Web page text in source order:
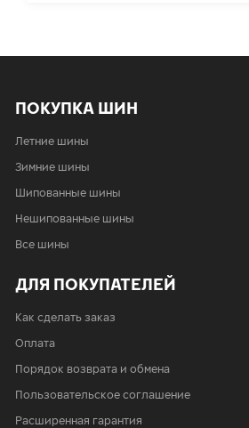
ПОКУПКА ШИН
Летние шины
Зимние шины
Шипованные шины
Нешипованные шины
Все шины
ДЛЯ ПОКУПАТЕЛЕЙ
Как сделать заказ
Оплата
Порядок возврата и обмена
Пользовательское соглашение
Расширенная гарантия